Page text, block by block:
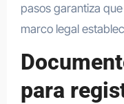
pasos garantiza
marco legal
para